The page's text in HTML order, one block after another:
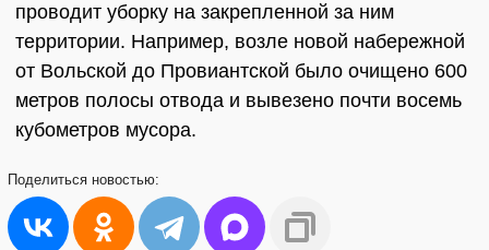
проводит уборку на закрепленной за ним
территории. Например, возле новой набережной
от Вольской до Провиантской было очищено 600
метров полосы отвода и вывезено почти восемь
кубометров мусора.
Поделиться новостью: